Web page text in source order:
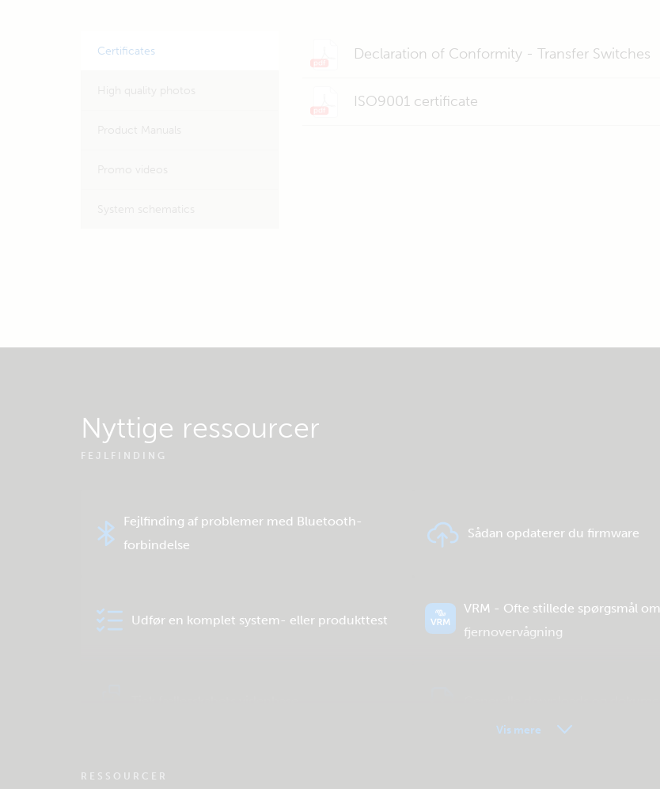
Certificates Declaration of Conformity - Transfer Switches
ISO9001 certificate
Nyttige ressourcer
FEJLFINDING
Fejlfinding af problemer med Bluetooth-
forbindelse
Sådan opdaterer du firmware
Udfør en komplet system- eller produkttest
VRM - Ofte stillede spørgsmål om
fjernovervågning
Vis mere
RESSOURCER